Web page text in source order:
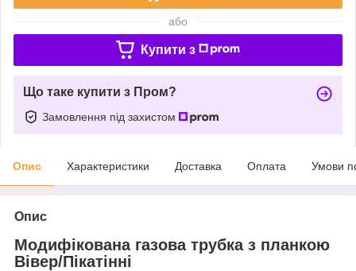
або
Купити з
Що таке купити з Пром?
Замовлення під захистом
Опис Характеристики Доставка Оплата Умови
Опис
Модифікована газова трубка з планкою
Вівер/Пікатінні